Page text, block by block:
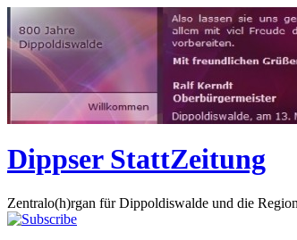
Dippser StattZeitung
Zentralo(h)rgan für Dippoldiswalde und die